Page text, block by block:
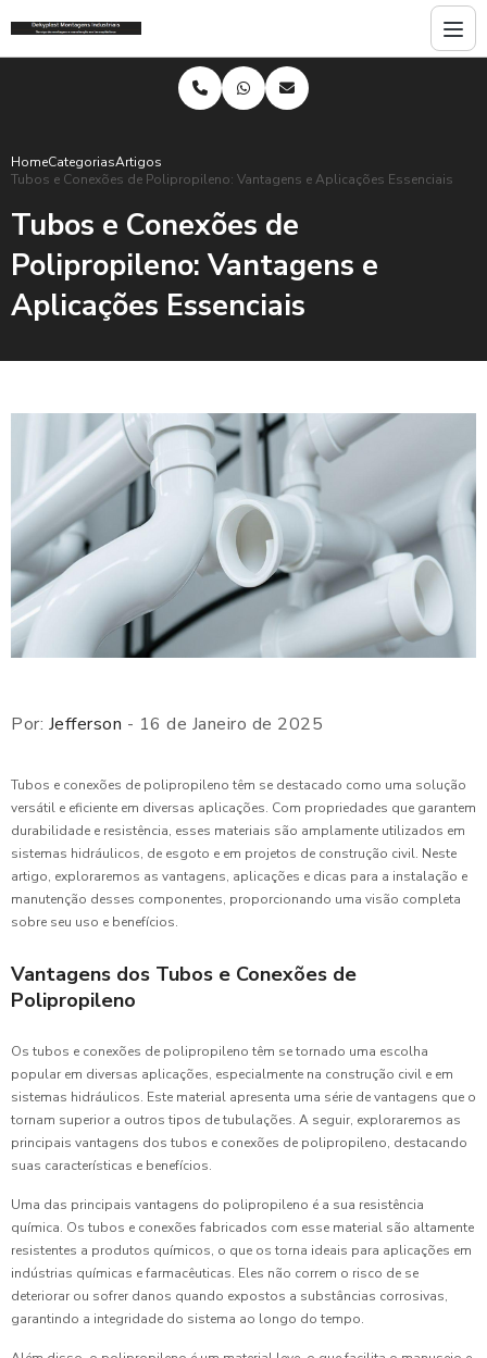
HomeCategoriasArtigos
Tubos e Conexões de Polipropileno: Vantagens e Aplicações Essenciais
Tubos e Conexões de
Polipropileno: Vantagens e
Aplicações Essenciais
Por: Jefferson - 16 de Janeiro de 2025
Tubos e conexões de polipropileno têm se destacado como uma solução
versátil e eficiente em diversas aplicações. Com propriedades que garantem
durabilidade e resistência, esses materiais são amplamente utilizados em
sistemas hidráulicos, de esgoto e em projetos de construção civil. Neste
artigo, exploraremos as vantagens, aplicações e dicas para a instalação e
manutenção desses componentes, proporcionando uma visão completa
sobre seu uso e benefícios.
Vantagens dos Tubos e Conexões de
Polipropileno
Os tubos e conexões de polipropileno têm se tornado uma escolha
popular em diversas aplicações, especialmente na construção civil e em
sistemas hidráulicos. Este material apresenta uma série de vantagens que o
tornam superior a outros tipos de tubulações. A seguir, exploraremos as
principais vantagens dos tubos e conexões de polipropileno, destacando
suas características e benefícios.
Uma das principais vantagens do polipropileno é a sua resistência
química. Os tubos e conexões fabricados com esse material são altamente
resistentes a produtos químicos, o que os torna ideais para aplicações em
indústrias químicas e farmacêuticas. Eles não correm o risco de se
deteriorar ou sofrer danos quando expostos a substâncias corrosivas,
garantindo a integridade do sistema ao longo do tempo.